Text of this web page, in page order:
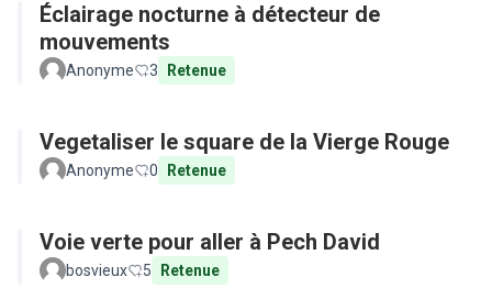
Éclairage nocturne à détecteur de
mouvements
Anonyme 3 Retenue
Vegetaliser le square de la Vierge Rouge
Anonyme 0 Retenue
Voie verte pour aller à Pech David
bosvieux 5 Retenue